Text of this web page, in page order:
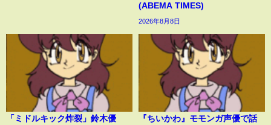
(ABEMA TIMES)
2026年8月8日
「ミドルキック炸裂」鈴木優
『ちいかわ』モモンガ声優で話